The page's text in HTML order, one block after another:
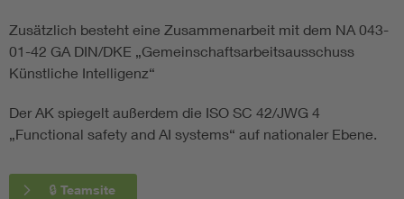
Zusätzlich besteht eine Zusammenarbeit mit dem NA 043-
01-42 GA DIN/DKE „Gemeinschaftsarbeitsausschuss
Künstliche Intelligenz“
Der AK spiegelt außerdem die ISO SC 42/JWG 4
„Functional safety and AI systems“ auf nationaler Ebene.
🔒 Teamsite